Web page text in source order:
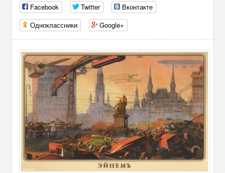
Facebook Twitter
Вконтакте
Одноклассники
Google+